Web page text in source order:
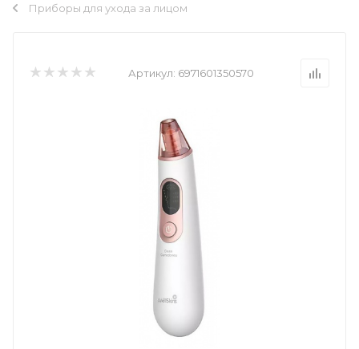
Приборы для ухода за лицом
Артикул: 6971601350570